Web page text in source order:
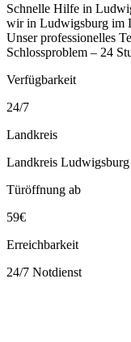
Schnelle Hilfe in
wir in Ludwigsburg im
Unser professionelles
Schlossproblem – 24
Verfügbarkeit
24/7
Landkreis
Landkreis Ludwigsburg
Türöffnung ab
59€
Erreichbarkeit
24/7 Notdienst